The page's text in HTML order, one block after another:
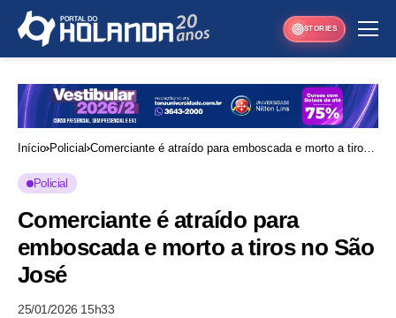
STORIES
Início Policial Comerciante é atraído para emboscada e morto a tiros
Policial
Comerciante é atraído para
emboscada e morto a tiros no São
José
25/01/2026 15h33